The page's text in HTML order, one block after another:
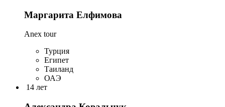
Маргарита Елфимова
Anex tour
Турция
Египет
Таиланд
ОАЭ
14 лет